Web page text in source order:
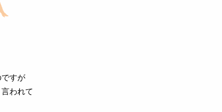
すが
われて